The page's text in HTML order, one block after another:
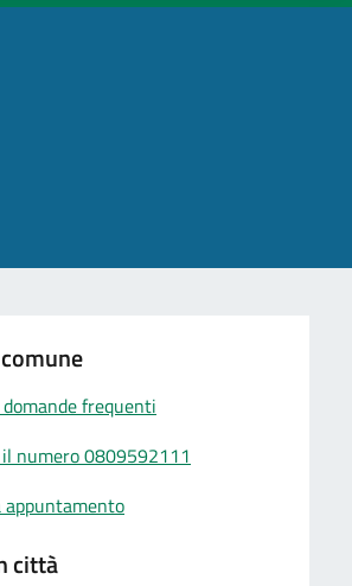
frequenti
il numero 0809592111
appuntamento
città